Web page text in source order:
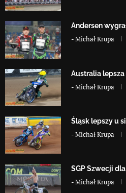
Andersen
-Michał Krupa
Australia
-Michał Krupa
Śląsk lepszy u
-Michał Krupa
SGP Szwecji
-Michał Krupa